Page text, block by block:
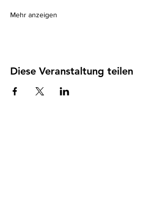
Mehr anzeigen
Diese Veranstaltung teilen